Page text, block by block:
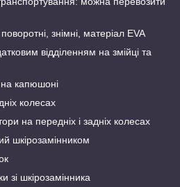
знімні, матеріал EVA
відділенням на змійці та
на капюшоні
колесах
на передніх і задніх колесах
шкірозамінником
зі шкірозамінника